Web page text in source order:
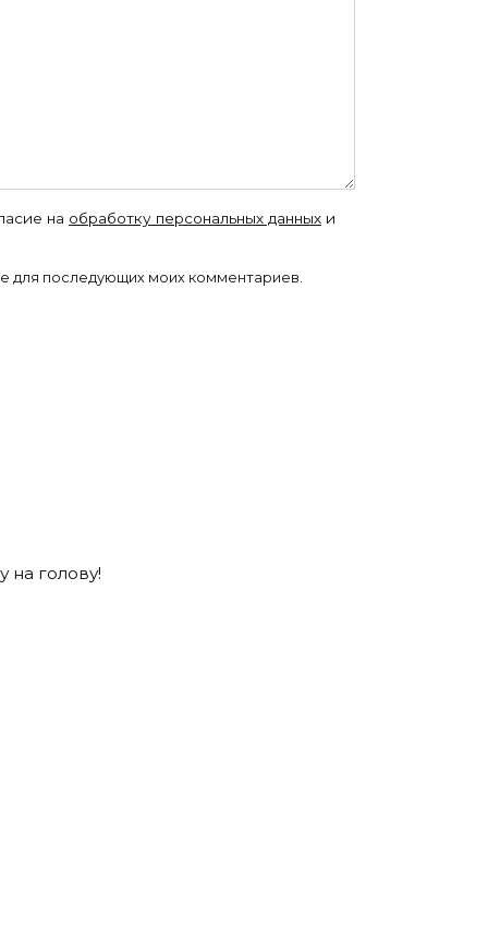
на обработку персональных данных и
для последующих моих комментариев.
на голову!